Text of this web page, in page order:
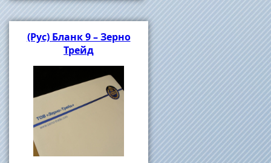
(Рус) Бланк 9 – Зерно
Трейд